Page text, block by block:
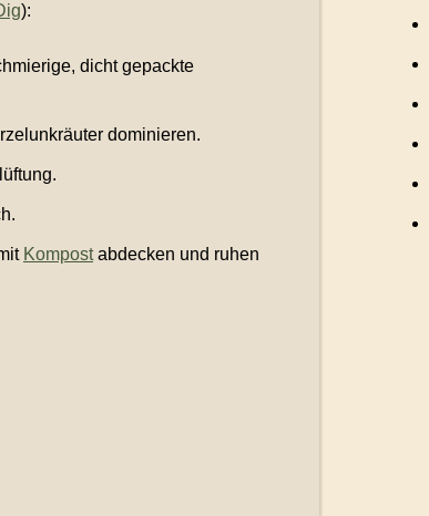
):
dicht gepackte
dominieren.
Kompostabdecken und ruhen